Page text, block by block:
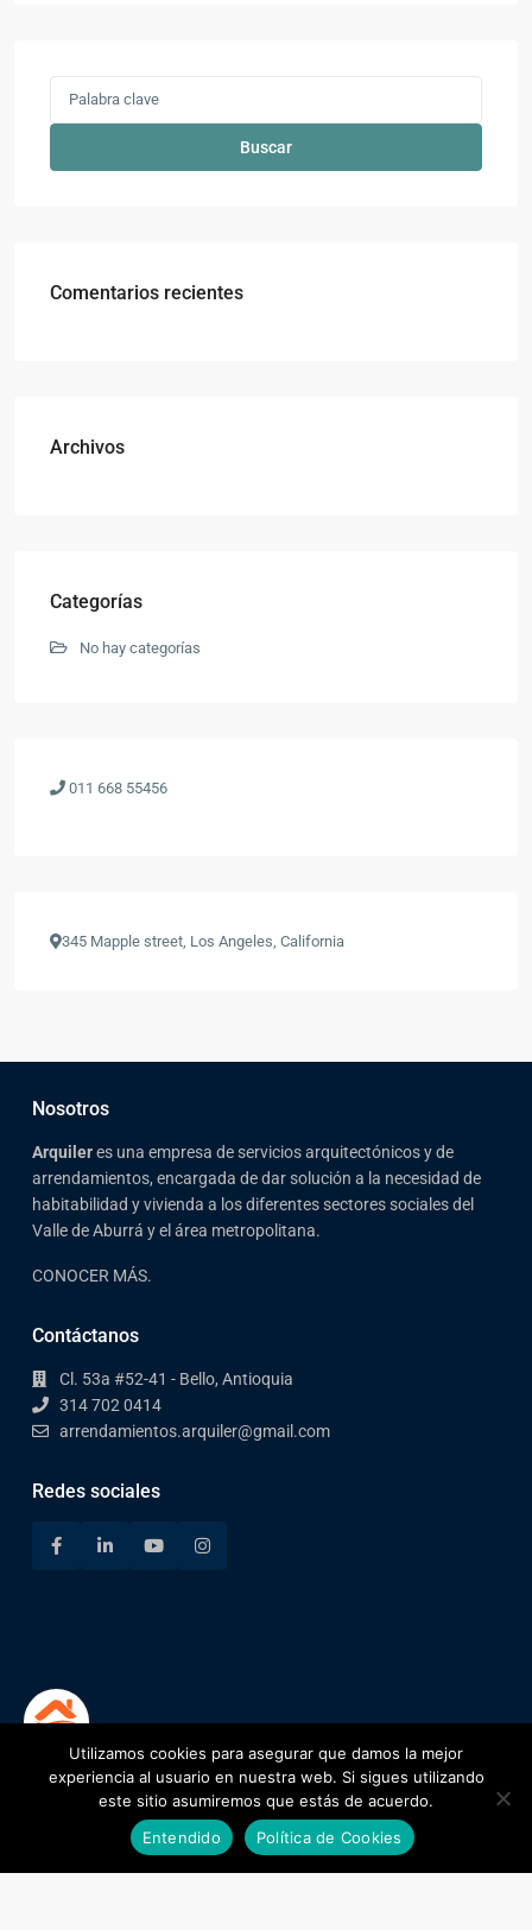
Buscar
Comentarios recientes
Archivos
Categorías
No hay categorías
011 668 55456
345 Mapple street, Los Angeles, California
Nosotros
Arqui leres una empresa de servicios arquitectónicos y de
arrendamientos, encargada de dar solución a la necesidad de
habitabilidad y vivienda a los diferentes sectores sociales del
Valle de Aburrá y el área metropolitana.
CONOCER MÁS.
Contáctanos
Cl. 53a #52-41 - Bello, Antioquia
314 702 0414
arrendamientos.arquiler@gmail.com
Redes sociales
Alejandro
Pulgarín
1
Utilizamos cookies para asegurar que damos la mejor
experiencia al usuario en nuestra web. Si sigues utilizando
este sitio asumiremos que estás de acuerdo.
Entendido
Política de Cookies